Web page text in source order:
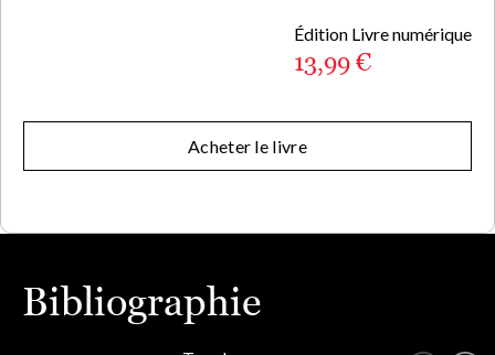
Édition Livre numérique
13,99 €
Acheter le livre
Bibliographie